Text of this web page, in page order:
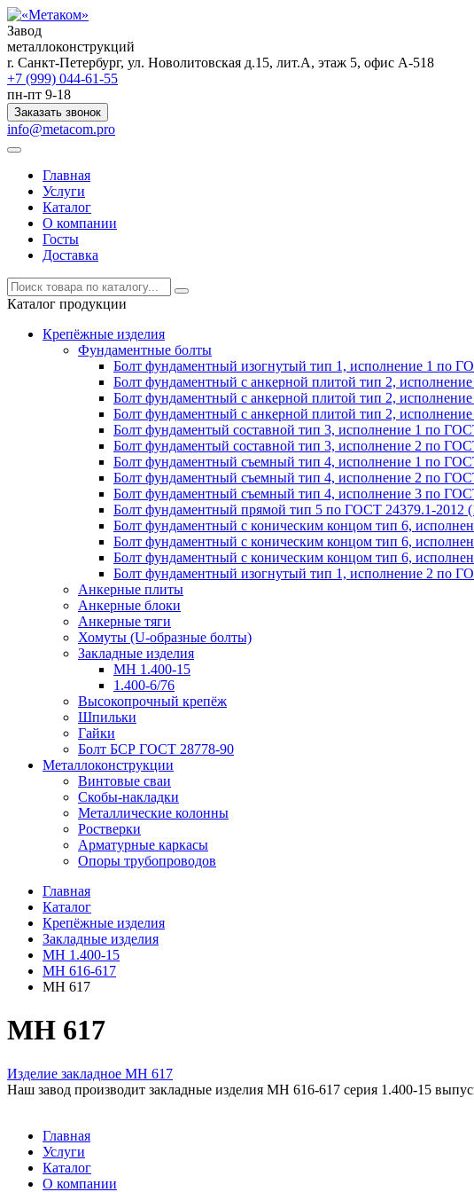
Завод
металлоконструкций
r. Санкт-Петербург, ул. Новолитовская д.15, лит.А, этаж 5, офис А-518
+7 (999) 044-61-55
пн-пт 9-18
Заказать звонок
info@metacom.pro
Главная
Услуги
Каталог
О компании
Госты
Доставка
Каталог продукции
Крепёжные изделия
Фундаментные болты
Болт фундаментный изогнутый тип 1, исполнение 1 по
Болт фундаментный с анкерной плитой тип 2,
Болт фундаментный с анкерной плитой тип 2,
Болт фундаментный с анкерной плитой тип 2,
Болт фундаментый составной тип 3, исполнение 1 по
Болт фундаментый составной тип 3, исполнение 2 по
Болт фундаментный съемный тип 4, исполнение 1 по
Болт фундаментный съемный тип 4, исполнение 2 по
Болт фундаментный съемный тип 4, исполнение 3 по
Болт фундаментный прямой тип 5 по ГОСТ 24379.1-2012
Болт фундаментный с коническим концом тип 6,
Болт фундаментный с коническим концом тип 6,
Болт фундаментный с коническим концом тип 6,
Болт фундаментный изогнутый тип 1, исполнение 2 по
Анкерные плиты
Анкерные блоки
Анкерные тяги
Хомуты (U-образные болты)
Закладные изделия
МН 1.400-15
1.400-6/76
Высокопрочный крепёж
Шпильки
Гайки
Болт БСР ГОСТ 28778-90
Металлоконструкции
Винтовые сваи
Скобы-накладки
Металлические колонны
Ростверки
Арматурные каркасы
Опоры трубопроводов
Главная
Каталог
Крепёжные изделия
Закладные изделия
МН 1.400-15
МН 616-617
МН 617
МН 617
Изделие закладное МН 617
Наш завод производит закладные изделия МН 616-617 серия 1.400-15
Главная
Услуги
Каталог
О компании